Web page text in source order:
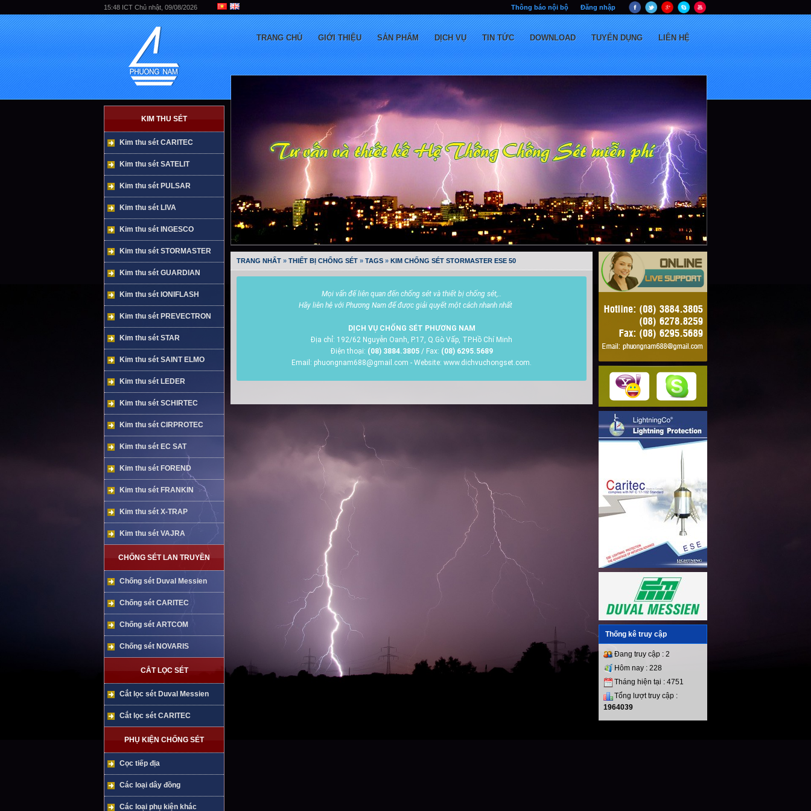
15:48 ICT Chủ nhật, 09/08/2026 Đăng nhập
Thông báo nội bộ
TRANG CHỦ GIỚI THIỆU SẢN PHẨM DỊCH VỤ TIN TỨC DOWNLOAD TUYỂN DỤNG LIÊN HỆ
KIM THU SÉT
Kim thu sét CARITEC
Kim thu sét SATELIT
Kim thu sét PULSAR
Kim thu sét LIVA
Kim thu sét INGESCO
Kim thu sét STORMASTER
Kim thu sét GUARDIAN
Kim thu sét IONIFLASH
Kim thu sét PREVECTRON
Kim thu sét STAR
Kim thu sét SAINT ELMO
Kim thu sét LEDER
Kim thu sét SCHIRTEC
Kim thu sét CIRPROTEC
Kim thu sét EC SAT
Kim thu sét FOREND
Kim thu sét FRANKIN
Kim thu sét X-TRAP
Kim thu sét VAJRA
CHỐNG SÉT LAN TRUYỀN
Chống sét Duval Messien
Chống sét CARITEC
Chống sét ARTCOM
Chống sét NOVARIS
CẮT LỌC SÉT
Cắt lọc sét Duval Messien
Cắt lọc sét CARITEC
PHỤ KIỆN CHỐNG SÉT
Cọc tiếp địa
Các loại dây đồng
Các loại phụ kiện khác
TRANG NHẤT » THIẾT BỊ CHỐNG SÉT » TAGS » KIM CHỐNG SÉT STORMASTER ESE 50
Mọi vấn đế liên quan đến chống sét và thiết bị chống sét,..
Hãy liên hệ với Phương Nam để được giải quyết một cách nhanh nhất
DỊCH VỤ CHỐNG SÉT PHƯƠNG NAM
Địa chỉ: 192/62 Nguyễn Oanh, P.17, Q.Gò Vấp, TP.Hồ Chí Minh
Điện thoại: (08) 3884.3805/ Fax: (08) 6295.5689
Email: phuongnam688@gmail.com - Website: www.dichvuchongset.com.
Thống kê truy cập
Đang truy cập : 2
Hôm nay : 228
Tháng hiện tại : 4751
Tổng lượt truy cập :
1964039